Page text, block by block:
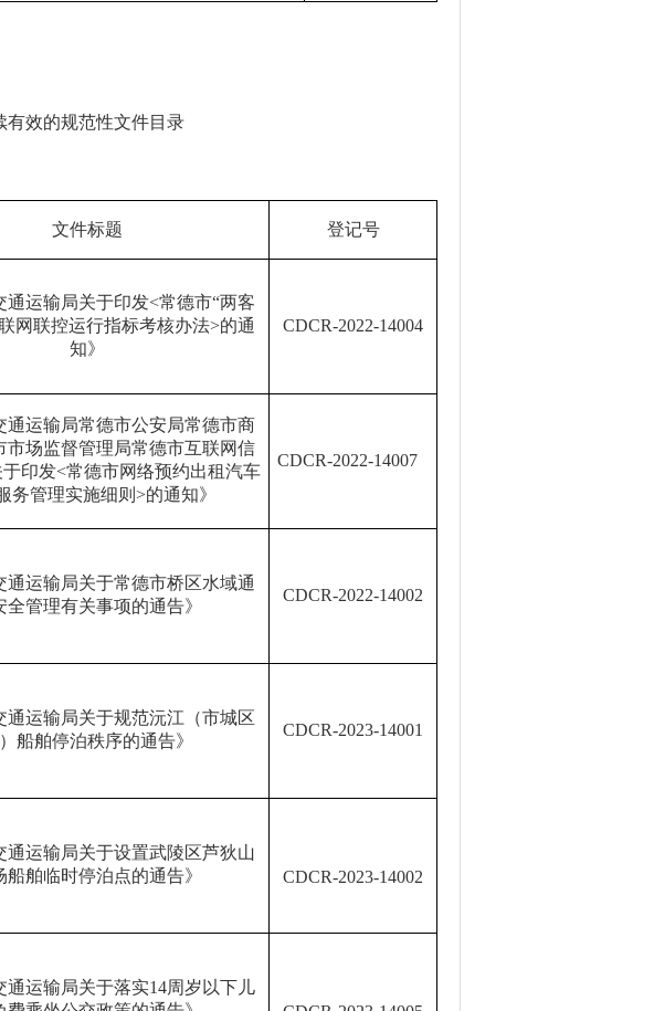
有效的规范性文件目录
文件标题 登记号
通运输局关于印发<常德市“两客
网联控运行指标考核办法>的通
知》
CDCR-2022-14004
通运输局常德市公安局常德市商
市场监督管理局常德市互联网信
印发<常德市网络预约出租汽车
务管理实施细则 >的通知》
CDCR-2022-14007
通运输局关于常德市桥区水域通
全管理有关事项的通告》
CDCR-2022-14002
通运输局关于规范沅江（市城区
船舶停泊秩序的通告》
CDCR-2023-14001
通运输局关于设置武陵区芦狄山
船舶临时停泊点的通告》
CDCR-2023-14002
通运输局关于落实14周岁以下儿